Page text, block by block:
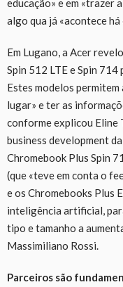
algo qua já «acontece há
Em Lugano, a Acer
Spin 512 LTE e Spin 714
Estes modelos
lugar» e ter as
conforme explicou Eline
business development
Chromebook Plus Spin
(que «teve em conta o
e os Chromebooks Plus
inteligência artificial,
tipo e tamanho a
Massimiliano Rossi.
Parceiros são